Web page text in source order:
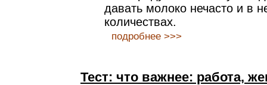
давать молоко нечасто и в
количествах.
подробнее >>>
Тест: что важнее: работа,